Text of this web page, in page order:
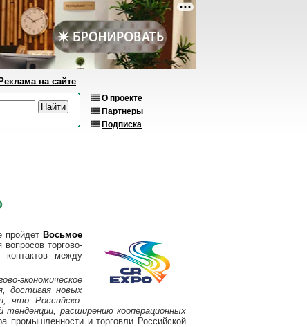
О проекте
Партнеры
Подписка
Реклама на сайте
пройдет Восьмое
торгово-
контактов между
экономическое
достигая новых
что Российско-
расширению кооперационных
промышленности и торговли Российской